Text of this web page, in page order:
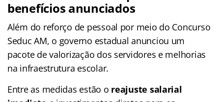
benefícios anunciados
Além do reforço de pessoal por meio do Concurso
Seduc AM, o governo estadual anunciou um
pacote de valorização dos servidores e melhorias
na infraestrutura escolar.
Entre as medidas estão o reajuste salarial